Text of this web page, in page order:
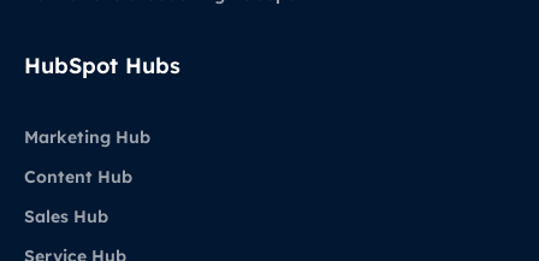
HubSpot Hubs
Marketing Hub
Content Hub
Sales Hub
Service Hub